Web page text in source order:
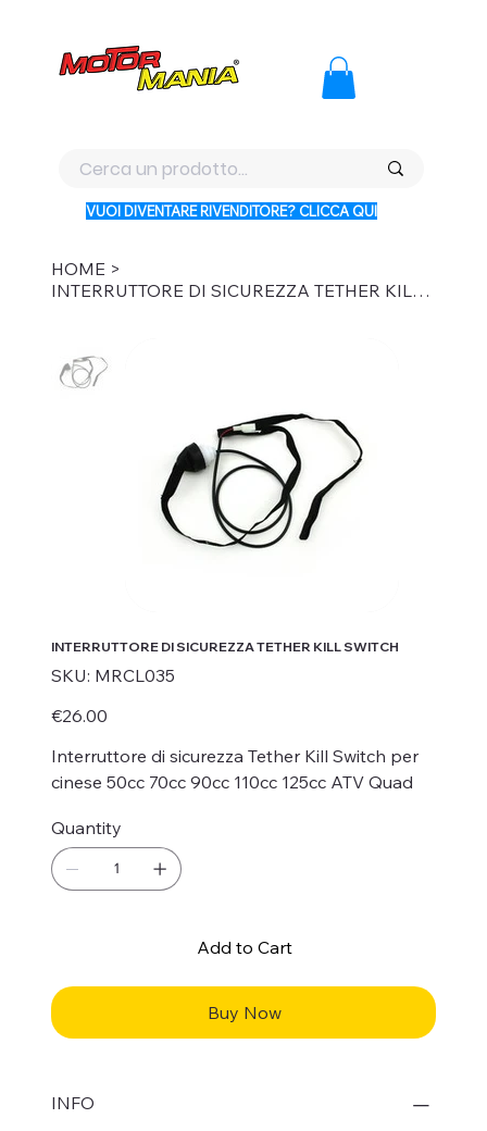
VUOI DIVENTARE RIVENDITORE? CLICCA QUI
HOME >
INTERRUTTORE DI SICUREZZA TETHER KILL SWITCH
INTERRUTTORE DI SICUREZZA TETHER KILL SWITCH
SKU: SKU
MRCL035
MRCL035
Price
€26.00
Interruttore di sicurezza Tether Kill Switch per
cinese 50cc 70cc 90cc 110cc 125cc ATV Quad
Quantity
Add to Cart
Buy Now
INFO